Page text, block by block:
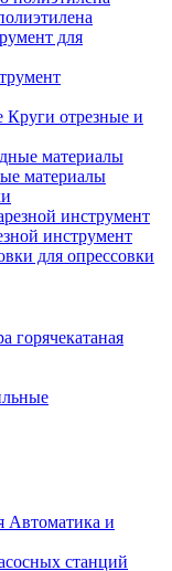
для
Круги отрезные и
материалы
инструмент
для опрессовки
горячекатаная
Автоматика и